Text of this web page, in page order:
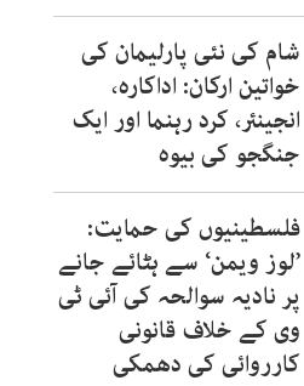
شام کی نئی پارلیمان کی
خواتین ارکان: اداکارہ،
انجینئر، کرد رہنما اور ایک
جنگجو کی بیوہ
فلسطینیوں کی حمایت:
’لوز ویمن‘ سے ہٹائے جانے
پر نادیہ سوالحہ کی آئی ٹی
وی کے خلاف قانونی
کارروائی کی دھمکی